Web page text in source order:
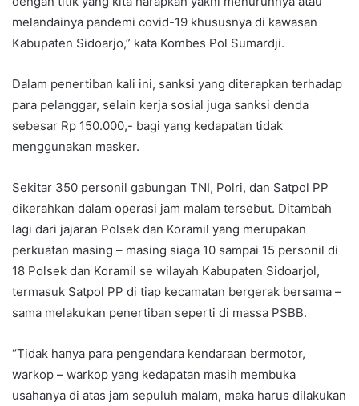
melandainya pandemi covid-19 khususnya di kawasan
Kabupaten Sidoarjo,” kata Kombes Pol Sumardji.
Dalam penertiban kali ini, sanksi yang diterapkan terhadap
para pelanggar, selain kerja sosial juga sanksi denda
sebesar Rp 150.000,- bagi yang kedapatan tidak
menggunakan masker.
Sekitar 350 personil gabungan TNI, Polri, dan Satpol PP
dikerahkan dalam operasi jam malam tersebut. Ditambah
lagi dari jajaran Polsek dan Koramil yang merupakan
perkuatan masing – masing siaga 10 sampai 15 personil di
18 Polsek dan Koramil se wilayah Kabupaten Sidoarjol,
termasuk Satpol PP di tiap kecamatan bergerak bersama –
sama melakukan penertiban seperti di massa PSBB.
“Tidak hanya para pengendara kendaraan bermotor,
warkop – warkop yang kedapatan masih membuka
usahanya di atas jam sepuluh malam, maka harus dilakukan